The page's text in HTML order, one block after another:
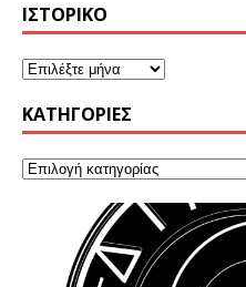
ΙΣΤΟΡΙΚΌ
KΑΤΗΓΟΡΊΕΣ